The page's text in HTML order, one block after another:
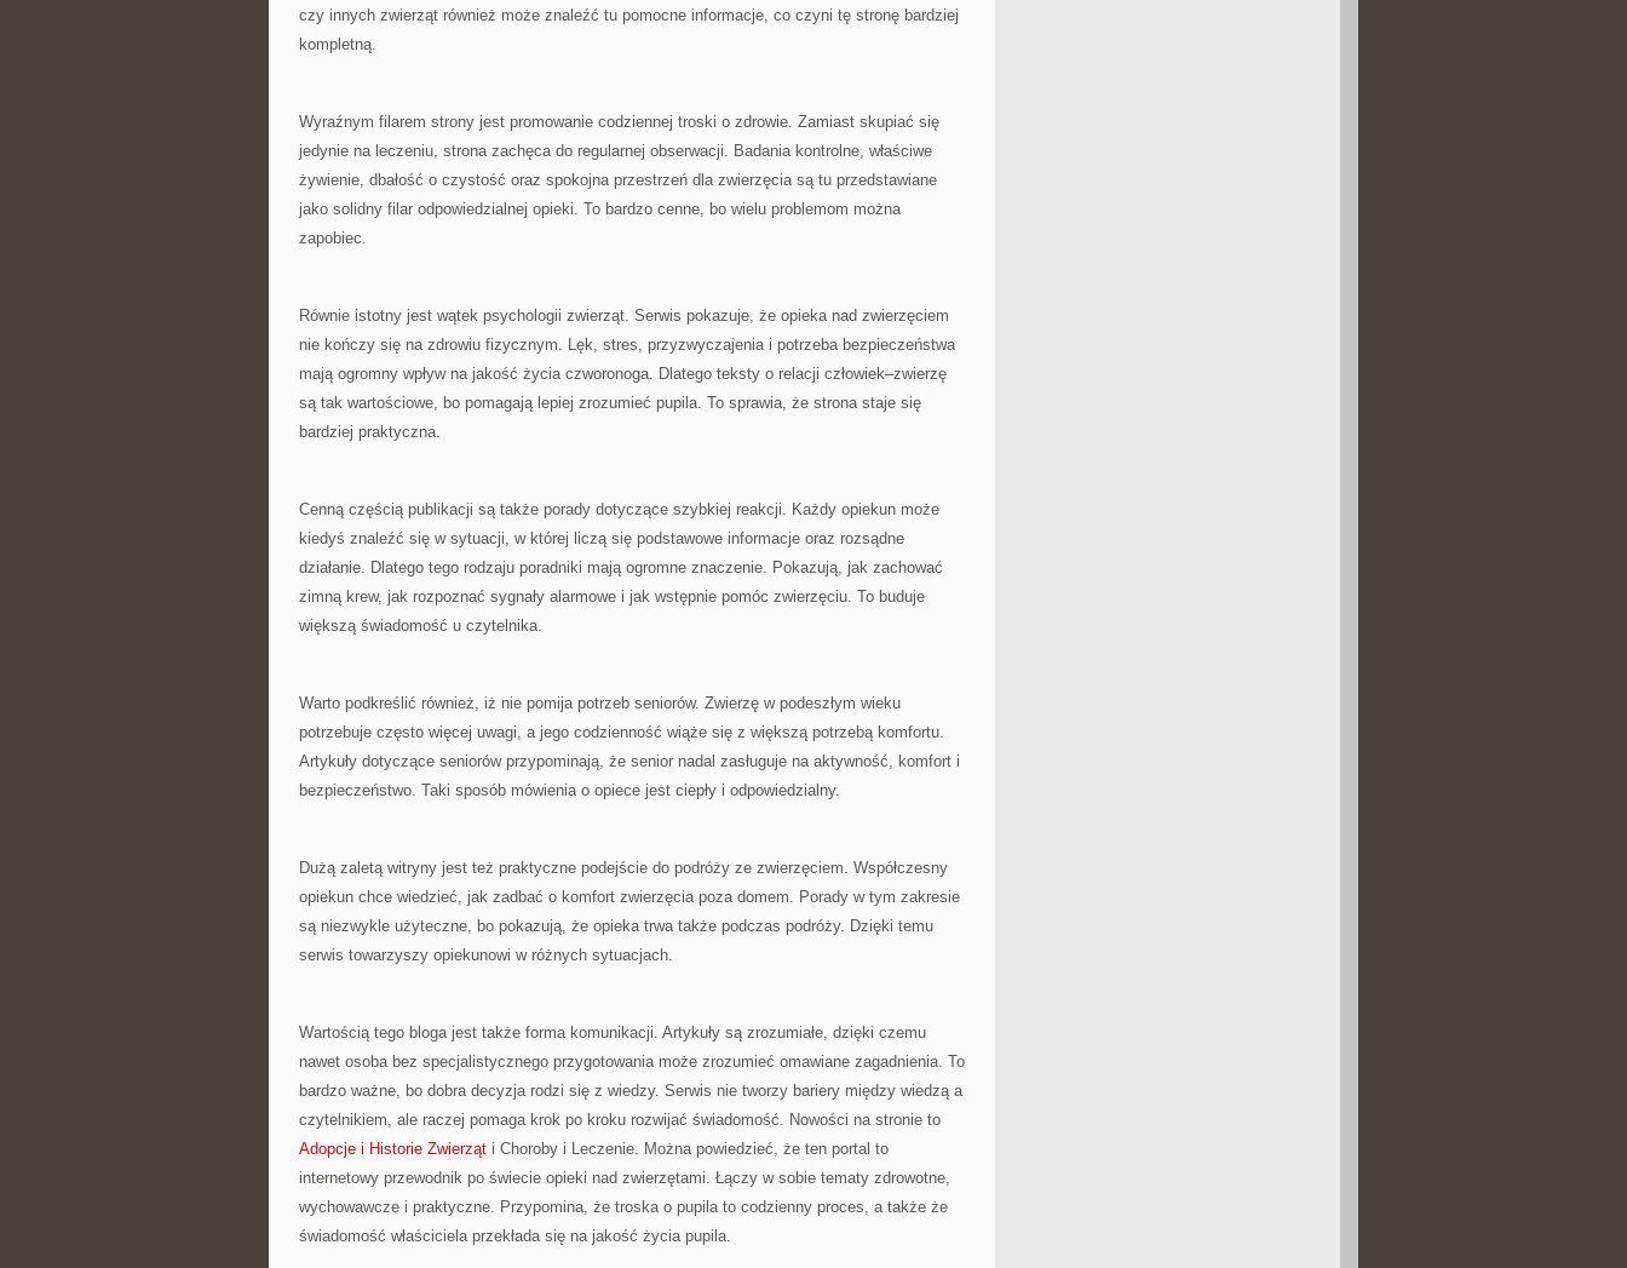
czy innych zwierząt również może znaleźć tu pomocne informacje, co czyni tę stronę bardziej
kompletną.
Wyraźnym filarem strony jest promowanie codziennej troski o zdrowie. Zamiast skupiać się
jedynie na leczeniu, strona zachęca do regularnej obserwacji. Badania kontrolne, właściwe
żywienie, dbałość o czystość oraz spokojna przestrzeń dla zwierzęcia są tu przedstawiane
jako solidny filar odpowiedzialnej opieki. To bardzo cenne, bo wielu problemom można
zapobiec.
Równie istotny jest wątek psychologii zwierząt. Serwis pokazuje, że opieka nad zwierzęciem
nie kończy się na zdrowiu fizycznym. Lęk, stres, przyzwyczajenia i potrzeba bezpieczeństwa
mają ogromny wpływ na jakość życia czworonoga. Dlatego teksty o relacji człowiek–zwierzę
są tak wartościowe, bo pomagają lepiej zrozumieć pupila. To sprawia, że strona staje się
bardziej praktyczna.
Cenną częścią publikacji są także porady dotyczące szybkiej reakcji. Każdy opiekun może
kiedyś znaleźć się w sytuacji, w której liczą się podstawowe informacje oraz rozsądne
działanie. Dlatego tego rodzaju poradniki mają ogromne znaczenie. Pokazują, jak zachować
zimną krew, jak rozpoznać sygnały alarmowe i jak wstępnie pomóc zwierzęciu. To buduje
większą świadomość u czytelnika.
Warto podkreślić również, iż nie pomija potrzeb seniorów. Zwierzę w podeszłym wieku
potrzebuje często więcej uwagi, a jego codzienność wiąże się z większą potrzebą komfortu.
Artykuły dotyczące seniorów przypominają, że senior nadal zasługuje na aktywność, komfort i
bezpieczeństwo. Taki sposób mówienia o opiece jest ciepły i odpowiedzialny.
Dużą zaletą witryny jest też praktyczne podejście do podróży ze zwierzęciem. Współczesny
opiekun chce wiedzieć, jak zadbać o komfort zwierzęcia poza domem. Porady w tym zakresie
są niezwykle użyteczne, bo pokazują, że opieka trwa także podczas podróży. Dzięki temu
serwis towarzyszy opiekunowi w różnych sytuacjach.
Wartością tego bloga jest także forma komunikacji. Artykuły są zrozumiałe, dzięki czemu
nawet osoba bez specjalistycznego przygotowania może zrozumieć omawiane zagadnienia. To
bardzo ważne, bo dobra decyzja rodzi się z wiedzy. Serwis nie tworzy bariery między wiedzą a
czytelnikiem, ale raczej pomaga krok po kroku rozwijać świadomość. Nowości na stronie to
Adopcje i Historie Zwierząt i Choroby i Leczenie. Można powiedzieć, że ten portal to
internetowy przewodnik po świecie opieki nad zwierzętami. Łączy w sobie tematy zdrowotne,
wychowawcze i praktyczne. Przypomina, że troska o pupila to codzienny proces, a także że
świadomość właściciela przekłada się na jakość życia pupila.